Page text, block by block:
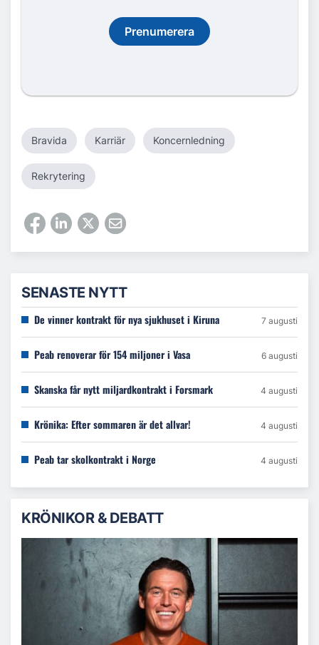
Prenumerera
Bravida Karriär Koncernledning
Rekrytering
SENASTE NYTT
De vinner kontrakt för nya sjukhuset i Kiruna 7 augusti
Peab renoverar för 154 miljoner i Vasa 6 augusti
Skanska får nytt miljardkontrakt i Forsmark 4 augusti
Krönika: Efter sommaren är det allvar! 4 augusti
Peab tar skolkontrakt i Norge 4 augusti
KRÖNIKOR & DEBATT